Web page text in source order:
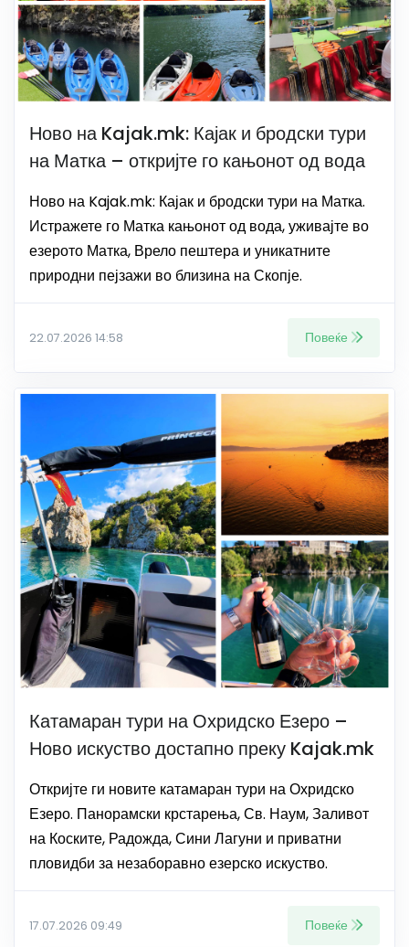
Ново на Kajak.mk: Кајак и бродски тури
на Матка – откријте го кањонот од вода
Ново на Kajak.mk: Кајак и бродски тури на Матка.
Истражете го Матка кањонот од вода, уживајте во
езерото Матка, Врело пештера и уникатните
природни пејзажи во близина на Скопје.
22.07.2026 14:58 Повеќе
Катамаран тури на Охридско Езеро –
Ново искуство достапно преку Kajak.mk
Откријте ги новите катамаран тури на Охридско
Езеро. Панорамски крстарења, Св. Наум, Заливот
на Коските, Радожда, Сини Лагуни и приватни
пловидби за незаборавно езерско искуство.
17.07.2026 09:49 Повеќе